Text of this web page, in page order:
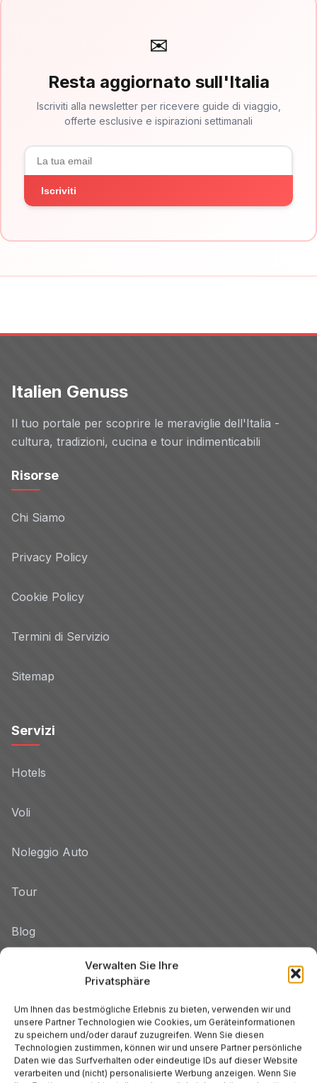
Verwalten Sie Ihre
Privatsphäre
Um Ihnen das bestmögliche Erlebnis zu bieten, verwenden wir und
unsere Partner Technologien wie Cookies, um Geräteinformationen
zu speichern und/oder darauf zuzugreifen. Wenn Sie diesen
Technologien zustimmen, können wir und unsere Partner persönliche
Daten wie das Surfverhalten oder eindeutige IDs auf dieser Website
verarbeiten und (nicht) personalisierte Werbung anzeigen. Wenn Sie
✉
Resta aggiornato sull'Italia
Iscriviti alla newsletter per ricevere guide di viaggio,
offerte esclusive e ispirazioni settimanali
Iscriviti
Italien Genuss
Il tuo portale per scoprire le meraviglie dell'Italia -
cultura, tradizioni, cucina e tour indimenticabili
Risorse
Chi Siamo
Privacy Policy
Cookie Policy
Termini di Servizio
Sitemap
Servizi
Hotels
Voli
Noleggio Auto
Tour
Blog
Veneto
Toskana